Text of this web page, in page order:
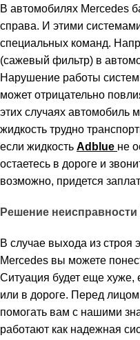
В автомобилях Mercedes
справа. И этими
специальных команд.
(сажевый фильтр) в
Нарушение работы
может отрицательно
этих случаях автомобиль
жидкость трудно
если жидкость Adblue не
остаетесь в дороге и
возможно, придется
Решение
В случае выхода из строя
Mercedes вы можете
Ситуация будет еще хуже,
или в дороге. Перед
помогать вам с нашими
работают как надежная